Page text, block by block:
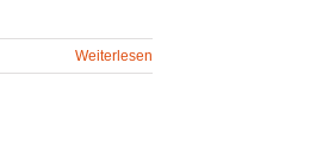
Weiterlesen